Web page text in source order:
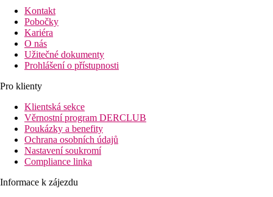
Kontakt
Pobočky
Kariéra
O nás
Užitečné dokumenty
Prohlášení o přístupnosti
Pro klienty
Klientská sekce
Věrnostní program DERCLUB
Poukázky a benefity
Ochrana osobních údajů
Nastavení soukromí
Compliance linka
Informace k zájezdu